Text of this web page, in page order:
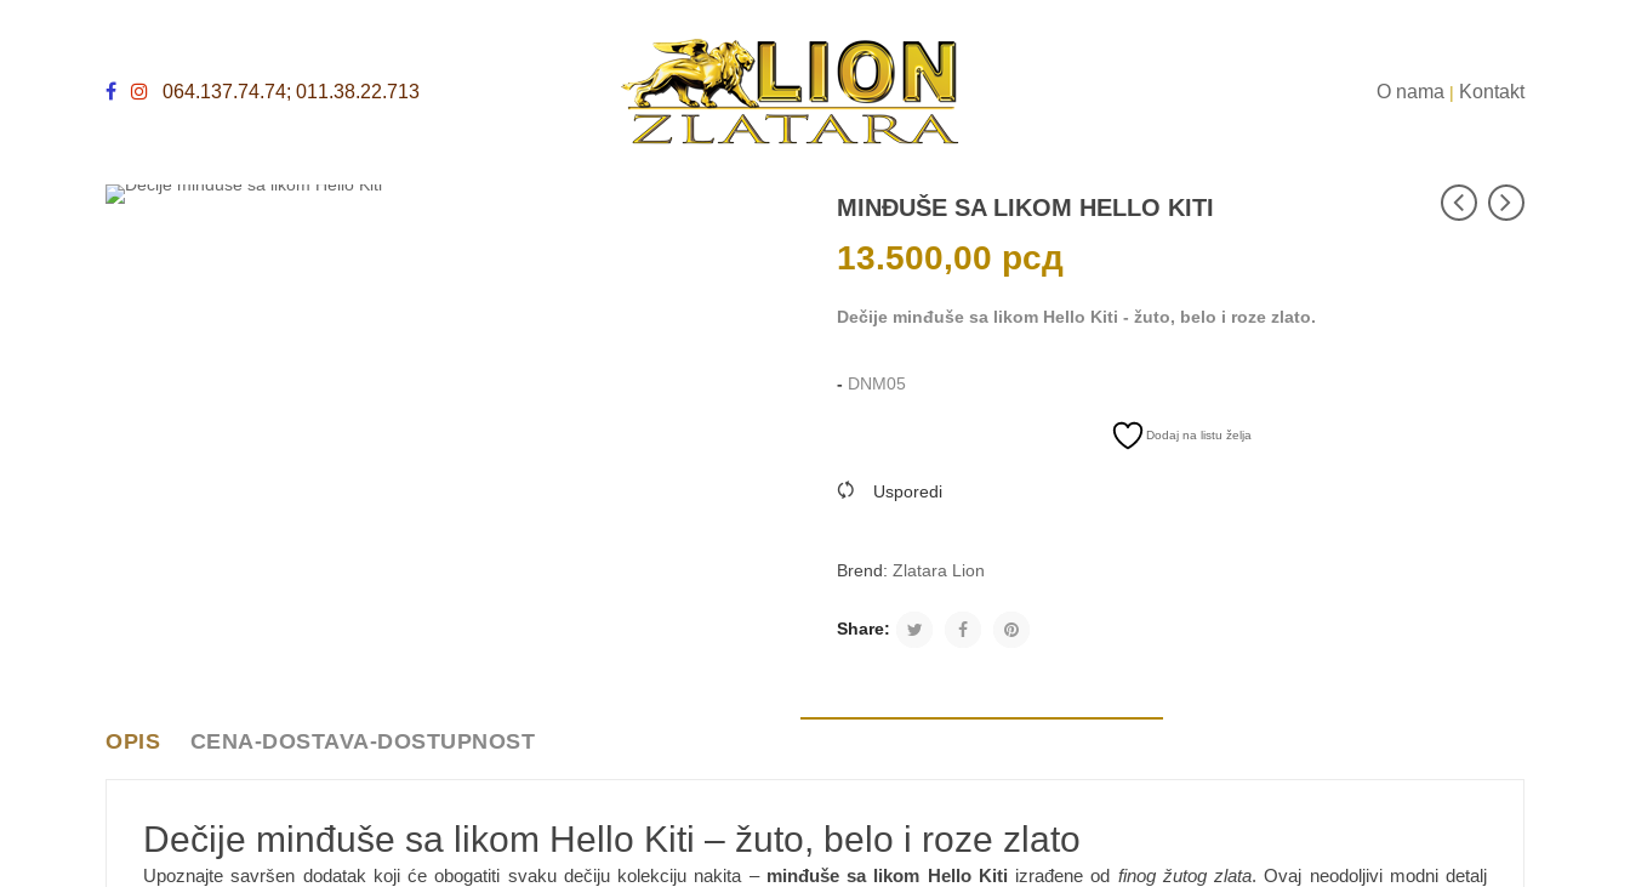
064.137.74.74; 011.38.22.713 O nama | Kontakt
MINĐUŠE SA LIKOM HELLO KITI
13.500,00 рсд
Dečije minđuše sa likom Hello Kiti - žuto, belo i roze zlato.
- DNM05
Dodaj na listu želja
Usporedi
Brend:Zlatara Lion
Share:
OPIS CENA-DOSTAVA-DOSTUPNOST
Dečije minđuše sa likom Hello Kiti – žuto, belo i roze zlato
Upoznajte savršen dodatak koji će obogatiti svaku dečiju kolekciju nakita – minđuše sa likom Hello Kiti izrađene od finog žutog zlata. Ovaj neodoljivi modni detalj